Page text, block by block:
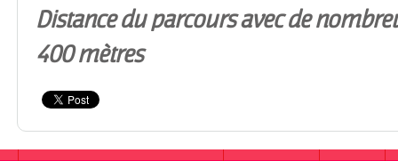
Distance du parcours avec de
400 mètres